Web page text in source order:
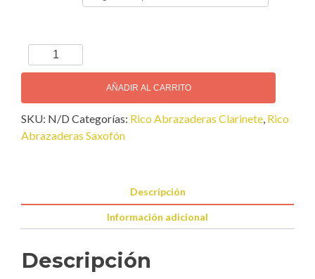
Standard
cantidad
AÑADIR AL CARRITO
SKU: N/D Categorías: Rico Abrazaderas Clarinete, Rico
Abrazaderas Saxofón
Descripción
Información adicional
Descripción